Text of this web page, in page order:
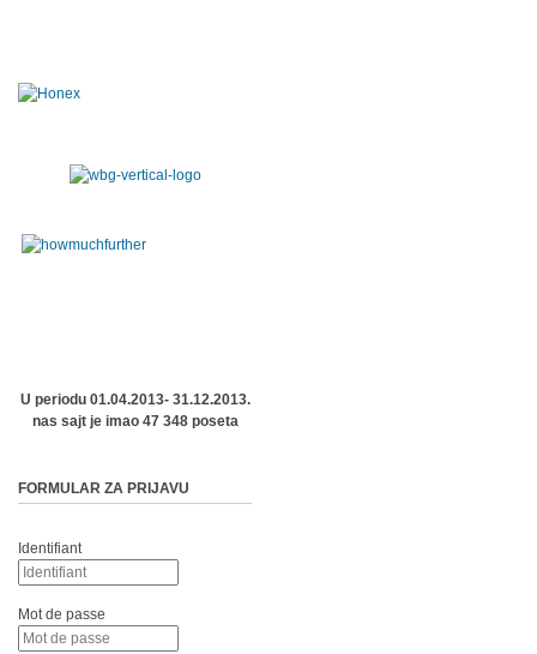
U periodu 01.04.2013- 31.12.2013.
nas sajt je imao 47 348 poseta
FORMULAR ZA PRIJAVU
Identifiant
Mot de passe